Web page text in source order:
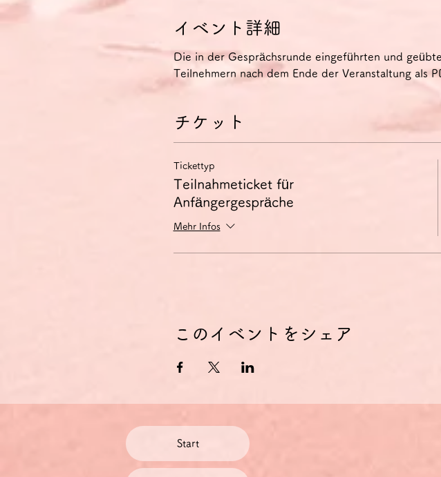
イベント詳細
Die in der Gesprächsrunde eingeführten und
Teilnehmern nach dem Ende der Veranstaltung als
チケット
Tickettyp
Teilnahmeticket für
Anfängergespräche
Mehr Infos
このイベントをシェア
Start